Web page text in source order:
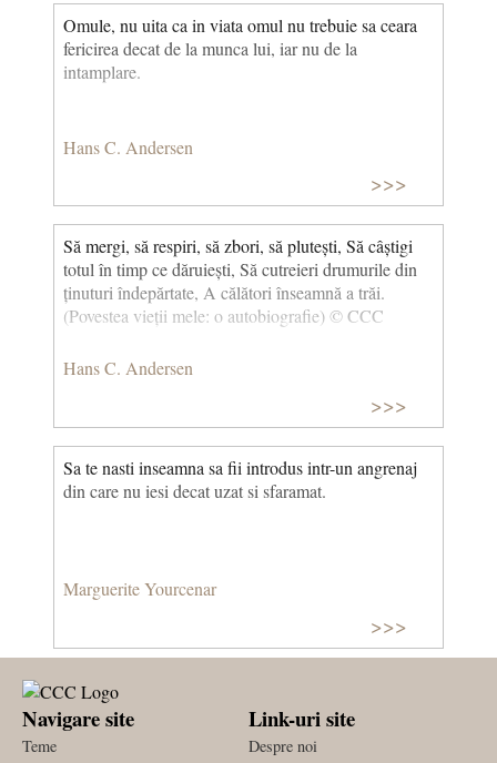
Omule, nu uita ca in viata omul nu trebuie sa ceara
fericirea decat de la munca lui, iar nu de la
intamplare.
Hans C. Andersen
>>>
Să mergi, să respiri, să zbori, să plutești, Să câștigi
totul în timp ce dăruiești, Să cutreieri drumurile din
ținuturi îndepărtate, A călători înseamnă a trăi.
(Povestea vieții mele: o autobiografie) © CCC
Hans C. Andersen
>>>
Sa te nasti inseamna sa fii introdus intr-un angrenaj
din care nu iesi decat uzat si sfaramat.
Marguerite Yourcenar
>>>
Navigare site
Teme
Link-uri site
Despre noi